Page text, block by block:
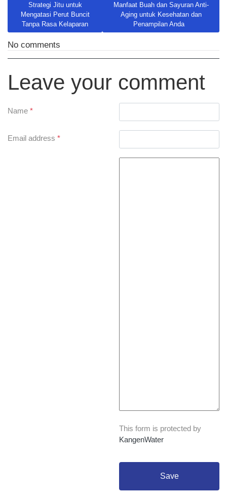
Strategi Jitu untuk
Mengatasi Perut Buncit
Tanpa Rasa Kelaparan
Manfaat Buah dan Sayuran Anti-
Aging untuk Kesehatan dan
Penampilan Anda
No comments
Leave your comment
Name *
Email address *
This form is protected by
KangenWater
Save